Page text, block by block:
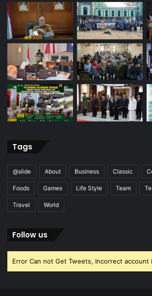
Tags
@slide About Business Classic
Foods Games Life Style Team
Travel World
Follow us
Error Can not Get Tweets, Incorrect account